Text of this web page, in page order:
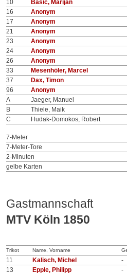
10
Basic, Marijan
16
Anonym
17
Anonym
21
Anonym
23
Anonym
24
Anonym
26
Anonym
33
Mesenhöler, Marcel
37
Dax, Timon
96
Anonym
A
Jaeger, Manuel
B
Thiele, Maik
C
Hudak-Domokos, Robert
7-Meter
7-Meter-Tore
2-Minuten
gelbe Karten
Gastmannschaft
MTV Köln 1850
Trikot Name, Vorname
11 Kalisch, Michel
-
13
Epple, Philipp
-